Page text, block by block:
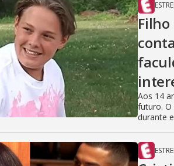
Filho
Aos 14
futuro. O
durante